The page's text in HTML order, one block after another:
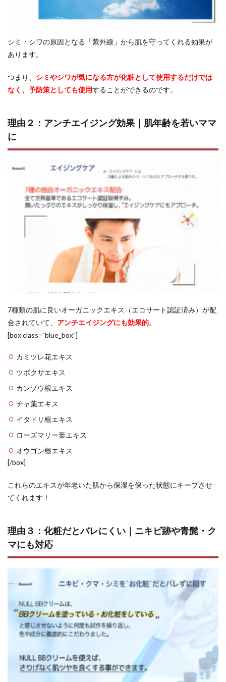
シミ・シワの原因となる「紫外線」から肌を守ってくれる効果が
あります。
つまり、 シミやシワが気になる方が化粧として使用するだけでは
なく、予防策としても使用することができるのです。
理由２：アンチエイジング効果｜肌年齢を若いママ
に
7種類の肌に良いオーガニックエキス（エコサート認証済み）が配
合されていて、 アンチエイジングにも効果的。
[box class=”blue_box”]
カミツレ花エキス
ツボクサエキス
カンゾウ根エキス
チャ葉エキス
イタドリ根エキス
ローズマリー葉エキス
オウゴン根エキス
[/box]
これらのエキスが年老いた肌から保湿を保った状態にキープさせ
てくれます！
理由３：化粧だとバレにくい｜ニキビ跡や青髭・ク
マにも対応